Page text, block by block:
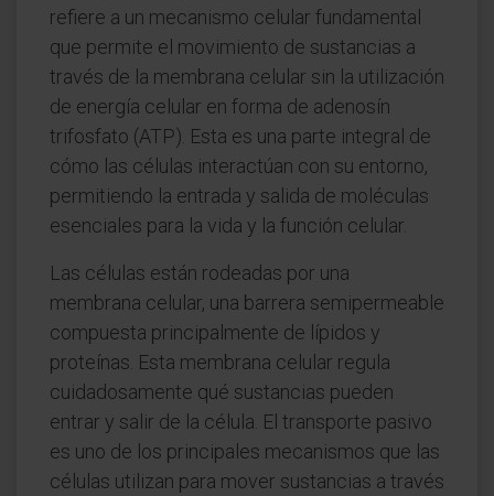
refiere a un mecanismo celular fundamental
que permite el movimiento de sustancias a
través de la membrana celular sin la utilización
de energía celular en forma de adenosín
trifosfato (ATP). Esta es una parte integral de
cómo las células interactúan con su entorno,
permitiendo la entrada y salida de moléculas
esenciales para la vida y la función celular.
Las células están rodeadas por una
membrana celular, una barrera semipermeable
compuesta principalmente de lípidos y
proteínas. Esta membrana celular regula
cuidadosamente qué sustancias pueden
entrar y salir de la célula. El transporte pasivo
es uno de los principales mecanismos que las
células utilizan para mover sustancias a través